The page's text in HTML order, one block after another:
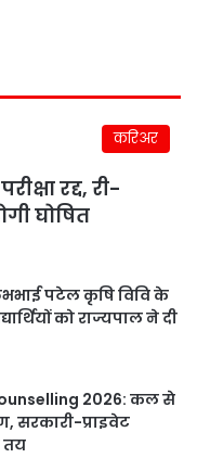
करिअर
रद्द, री-
घोषित
पटेल कृषि विवि के
को राज्यपाल ने दी
2026: कल से
सरकारी-प्राइवेट
तय